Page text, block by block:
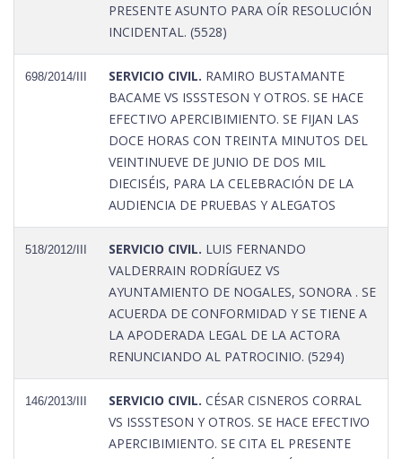
PRESENTE ASUNTO PARA OÍR RESOLUCIÓN
INCIDENTAL. (5528)
698/2014/III SERVICIO CIVIL. RAMIRO BUSTAMANTE
BACAME VS ISSSTESON Y OTROS. SE HACE
EFECTIVO APERCIBIMIENTO. SE FIJAN LAS
DOCE HORAS CON TREINTA MINUTOS DEL
VEINTINUEVE DE JUNIO DE DOS MIL
DIECISÉIS, PARA LA CELEBRACIÓN DE LA
AUDIENCIA DE PRUEBAS Y ALEGATOS
518/2012/III SERVICIO CIVIL. LUIS FERNANDO
VALDERRAIN RODRÍGUEZ VS
AYUNTAMIENTO DE NOGALES, SONORA . SE
ACUERDA DE CONFORMIDAD Y SE TIENE A
LA APODERADA LEGAL DE LA ACTORA
RENUNCIANDO AL PATROCINIO. (5294)
146/2013/III SERVICIO CIVIL. CÉSAR CISNEROS CORRAL
VS ISSSTESON Y OTROS. SE HACE EFECTIVO
APERCIBIMIENTO. SE CITA EL PRESENTE